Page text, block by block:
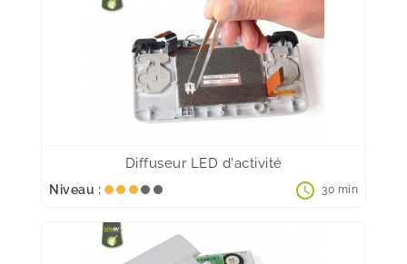
Diffuseur LED d'activité
Niveau : schedule 30 min